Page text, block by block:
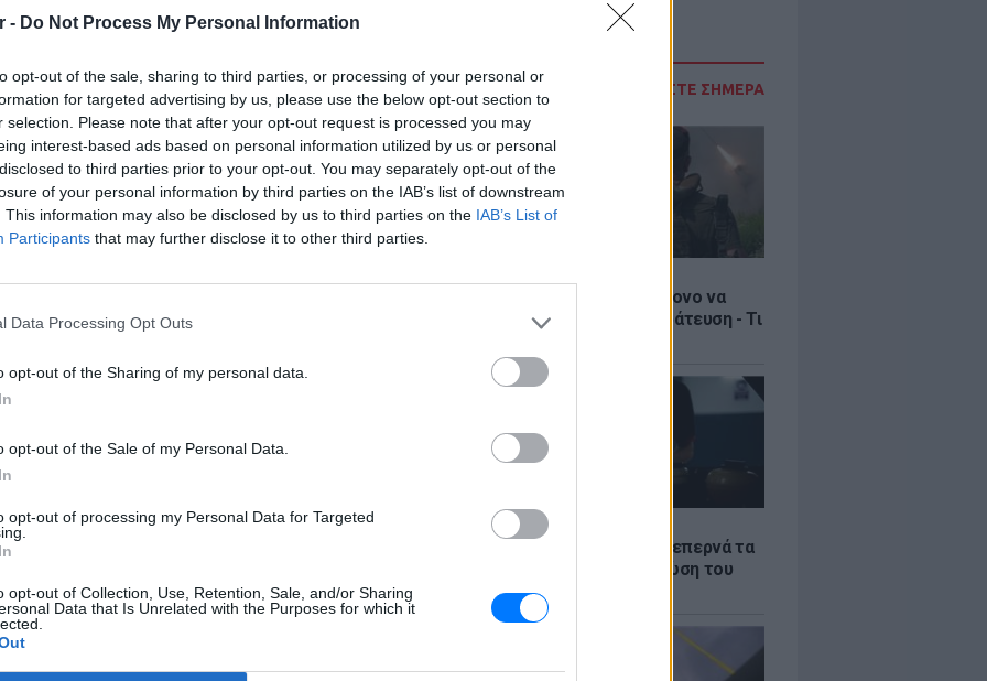
- Do Not Process My Personal Information
opt-out of the sale, sharing to third parties, or processing of your personal or
for targeted advertising by us, please use the below opt-out section to
selection. Please note that after your opt-out request is processed you may
interest-based ads based on personal information utilized by us or personal
to third parties prior to your opt-out. You may separately opt-out of the
of your personal information by third parties on the IAB’s list of downstream
This information may also be disclosed by us to third parties on the IAB’s List of
Participants that may further disclose it to other third parties.
Data Processing Opt Outs
opt-out of the Sharing of my personal data.
opt-out of the Sale of my Personal Data.
opt-out of processing my Personal Data for Targeted
opt-out of Collection, Use, Retention, Sale, and/or Sharing
Data that Is Unrelated with the Purposes for which it
ΔΙΑΒΑΣΤΕ ΣΗΜΕΡΑ
Ουκρανία: Βίντεο σοκ με 19χρονο να
οδηγείται με τη βία για επιστράτευση - Τι
ΕΙΔΗΣΕΙΣ
Καύσιμα «φωτιά»: Η βενζίνη ξεπερνά τα
2 ευρώ το λίτρο παρά την πτώση του
αργού πετρελαίου διεθνώς
την Πέμπτη 13 Δεκεμβρίου του 2018,
ο Μιχάλης Λεμπιδάκης.